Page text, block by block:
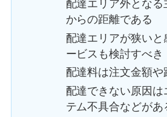
配達エリア外とな
からの距離である
配達エリアが狭い
ービスも検討すべき
配達料は注文金額や
配達できない原因は
テム不具合などがあ